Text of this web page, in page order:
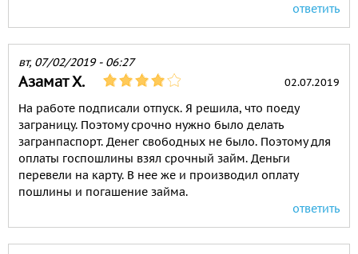
ответить
вт, 07/02/2019 - 06:27
Азамат Х. 02.07.2019
На работе подписали отпуск. Я решила, что поеду
заграницу. Поэтому срочно нужно было делать
загранпаспорт. Денег свободных не было. Поэтому для
оплаты госпошлины взял срочный займ. Деньги
перевели на карту. В нее же и производил оплату
пошлины и погашение займа.
ответить